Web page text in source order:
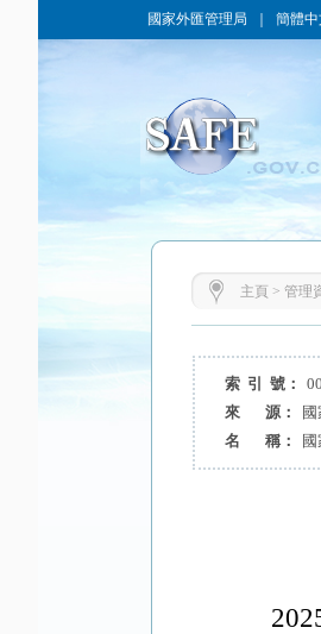
國家外匯管理局 簡體中
主頁 > 管理
索 引 號：
來 源：
名 稱：